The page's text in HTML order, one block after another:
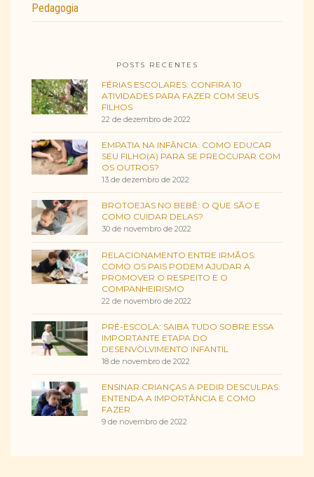
Pedagogia
POSTS RECENTES
FÉRIAS ESCOLARES: CONFIRA 10
ATIVIDADES PARA FAZER COM SEUS
FILHOS
22 de dezembro de 2022
EMPATIA NA INFÂNCIA: COMO EDUCAR
SEU FILHO(A) PARA SE PREOCUPAR COM
OS OUTROS?
13 de dezembro de 2022
BROTOEJAS NO BEBÊ: O QUE SÃO E
COMO CUIDAR DELAS?
30 de novembro de 2022
RELACIONAMENTO ENTRE IRMÃOS:
COMO OS PAIS PODEM AJUDAR A
PROMOVER O RESPEITO E O
COMPANHEIRISMO
22 de novembro de 2022
PRÉ-ESCOLA: SAIBA TUDO SOBRE ESSA
IMPORTANTE ETAPA DO
DESENVOLVIMENTO INFANTIL
18 de novembro de 2022
ENSINAR CRIANÇAS A PEDIR DESCULPAS:
ENTENDA A IMPORTÂNCIA E COMO
FAZER
9 de novembro de 2022